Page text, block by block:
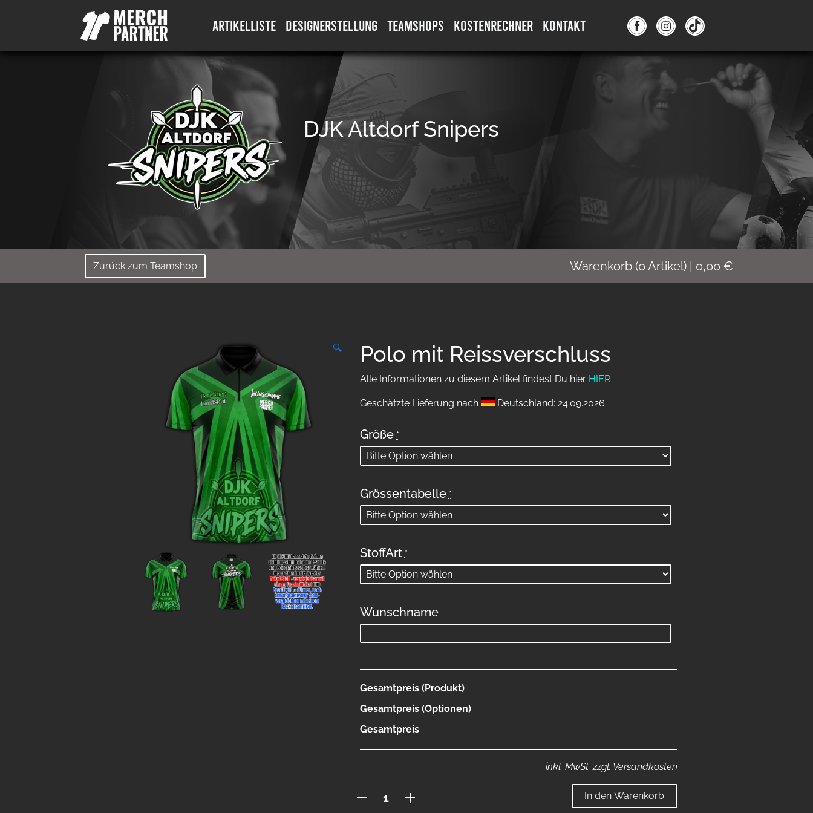
ARTIKELLISTE DESIGNERSTELLUNG TEAMSHOPS KOSTENRECHNER KONTAKT
DJK Altdorf Snipers
Zurück zum Teamshop Warenkorb (0 Artikel) 0,00 €
🔍 Polo mit Reissverschluss
Alle Informationen zu diesem Artikel findest Du hier HIER
Geschätzte Lieferung nach Deutschland: 24.09.2026
Größe *
Grössentabelle *
StoffArt *
Wunschname
Gesamtpreis (Produkt)
Gesamtpreis (Optionen)
Gesamtpreis
inkl. MwSt. zzgl. Versandkosten
In den Warenkorb